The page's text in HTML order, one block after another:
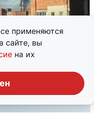
применяются
сайте, вы
на их